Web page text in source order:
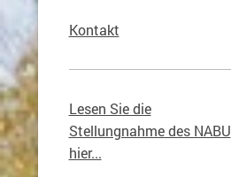
Kontakt
Lesen Sie die
Stellungnahme des NABU
hier...